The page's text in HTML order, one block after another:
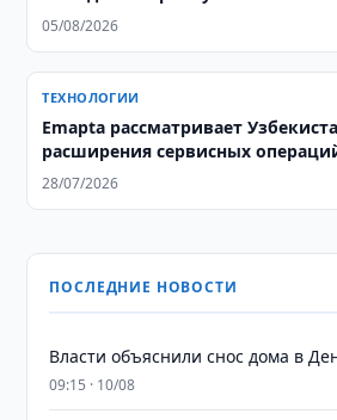
05/08/2026
ТЕХНОЛОГИИ
Emapta рассматривает
расширения сервисных
28/07/2026
ПОСЛЕДНИЕ НОВОСТИ
Власти объяснили снос дома в
09:15 · 10/08